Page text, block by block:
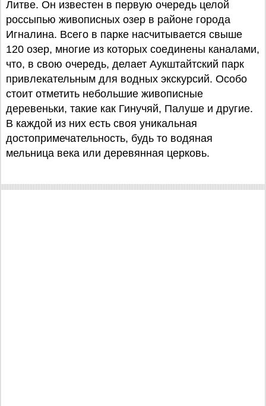
Литве. Он известен в первую очередь целой
россыпью живописных озер в районе города
Игналина. Всего в парке насчитывается свыше
120 озер, многие из которых соединены каналами,
что, в свою очередь, делает Аукштайтский парк
привлекательным для водных экскурсий. Особо
стоит отметить небольшие живописные
деревеньки, такие как Гинучяй, Палуше и другие.
В каждой из них есть своя уникальная
достопримечательность, будь то водяная
мельница века или деревянная церковь.